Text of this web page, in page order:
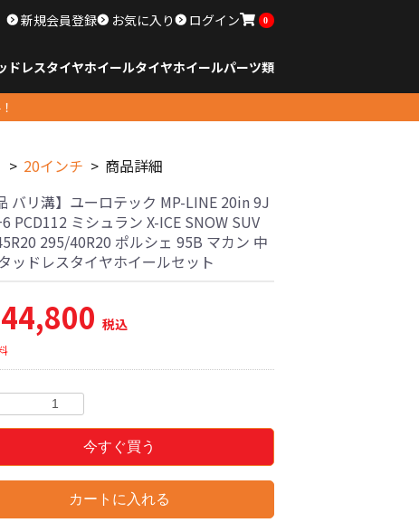
新規会員登録 お気に入り ログイン 0
ドレスタイヤホイールタイヤホイールパーツ類
20インチ 商品詳細
バリ溝】ユーロテック MP-LINE 20in 9J
PCD112 ミシュラン X-ICE SNOW SUV
295/40R20 ポルシェ 95B マカン 中
ッドレスタイヤホイールセット
税込
今すぐ買う
カートに入れる